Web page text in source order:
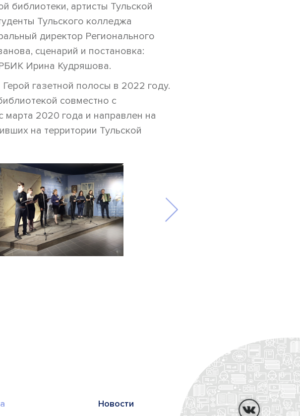
библиотеки, артисты Тульской
Тульского колледжа
директор Регионального
сценарий и постановка:
Ирина Кудряшова.
газетной полосы в 2022 году.
совместно с
марта 2020 года и направлен на
на территории Тульской
Новости